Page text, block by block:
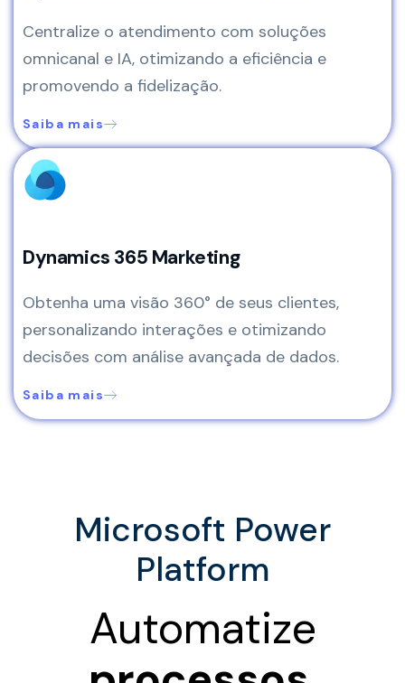
Centralize o atendimento com soluções
omnicanal e IA, otimizando a eficiência e
promovendo a fidelização.
Saiba mais
Dynamics 365 Marketing
Obtenha uma visão 360° de seus clientes,
personalizando interações e otimizando
decisões com análise avançada de dados.
Saiba mais
Microsoft Power
Platform
Automatize